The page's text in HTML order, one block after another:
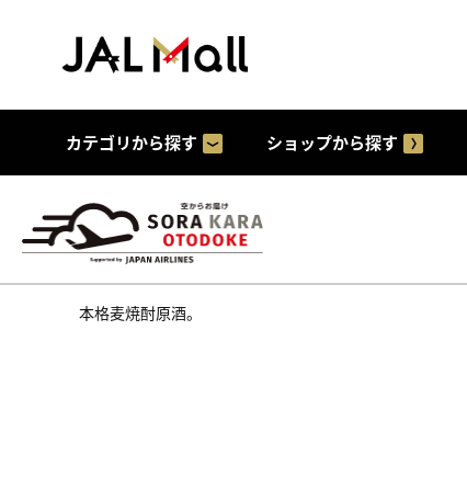
カテゴリから探す ショップから探す
本格麦焼酎原酒。